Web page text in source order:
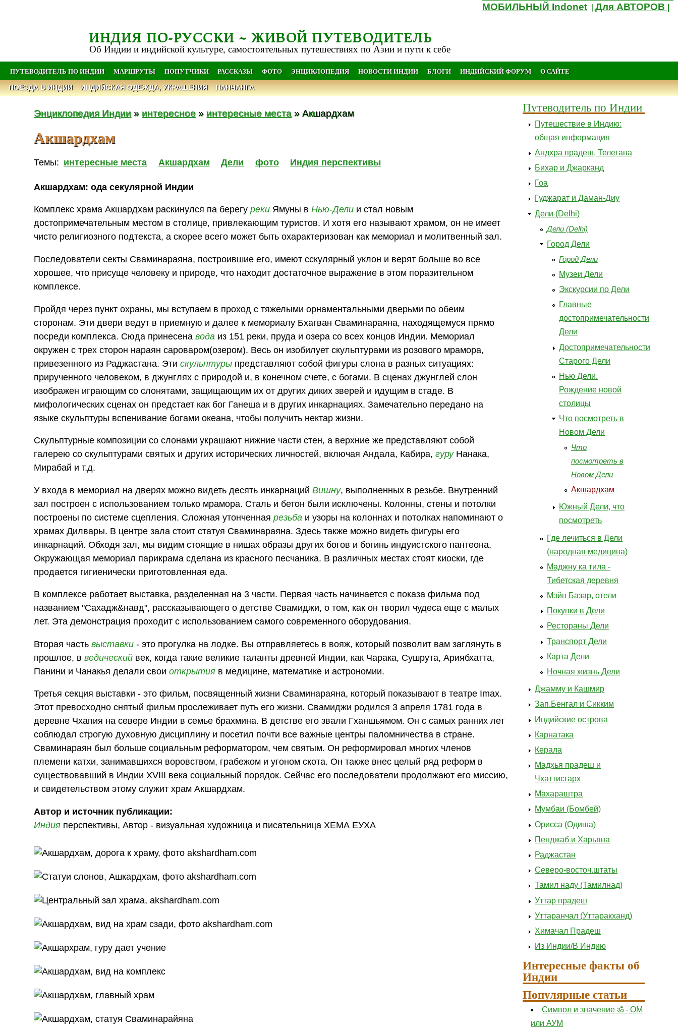
МОБИЛЬНЫЙ Indonet |Для АВТОРОВ
ИНДИЯ ПО-РУССКИ ~ ЖИВОЙ ПУТЕВОДИТЕЛЬ
Об Индии и индийской культуре, самостоятельных путешествиях по Азии и пути к себе
ПУТЕВОДИТЕЛЬ ПО ИНДИИ МАРШРУТЫ ПОПУТЧИКИ РАССКАЗЫ ФОТО ЭНЦИКЛОПЕДИЯ НОВОСТИ ИНДИИ БЛОГИ ИНДИЙСКИЙ ФОРУМ О САЙТЕ
ПОЕЗДА В ИНДИИ ИНДИЙСКАЯ ОДЕЖДА, УКРАШЕНИЯ ПАНЧАНГА
Энциклопедия Индии » интересное » интересные места » Акшардхам
Акшардхам
Темы: интересные места Акшардхам Дели фото Индия перспективы
Акшардхам: ода секулярной Индии
Комплекс храма Акшардхам раскинулся па берегуреки Ямуны вНью-Дели и стал новым
достопримечательным местом в столице, привлекающим туристов. И хотя его называют храмом, он не имеет
чисто религиозного подтекста, а скорее всего может быть охарактеризован как мемориал и молитвенный зал.
Последователи секты Сваминараяна, построившие его, имеют сскулярный уклон и верят больше во все
хорошее, что присуще человеку и природе, что находит достаточное выражение в этом поразительном
комплексе.
Пройдя через пункт охраны, мы вступаем в проход с тяжелыми орнаментальными дверьми по обеим
сторонам. Эти двери ведут в приемную и далее к мемориалу Бхагван Сваминараяна, находящемуся прямо
посреди комплекса. Сюда принесенавода из 151 реки, пруда и озера со всех концов Индии. Мемориал
окружен с трех сторон нараян сароваром(озером). Весь он изобилует скульптурами из розового мрамора,
привезенного из Раджастана. Этискульптуры представляют собой фигуры слона в разных ситуациях:
прирученного человеком, в джунглях с природой и, в конечном счете, с богами. В сценах джунглей слон
изображен играющим со слонятами, защищающим их от других диких зверей и идущим в стаде. В
мифологических сценах он предстает как бог Ганеша и в других инкарнациях. Замечательно передано на
языке скульптуры вспенивание богами океана, чтобы получить нектар жизни.
Скульптурные композиции со слонами украшают нижние части стен, а верхние же представляют собой
галерею со скульптурами святых и других исторических личностей, включая Андала, Кабира,гуруНанака,
Мирабай и т.д.
У входа в мемориал на дверях можно видеть десять инкарнацийВишну, выполненных в резьбе. Внутренний
зал построен с использованием только мрамора. Сталь и бетон были исключены. Колонны, стены и потолки
построены по системе сцепления. Сложная утонченнаярезьба и узоры на колоннах и потолках напоминают о
храмах Дилвары. В центре зала стоит статуя Сваминараяна. Здесь также можно видеть фигуры его
инкарнаций. Обходя зал, мы видим стоящие в нишах образы других богов и богинь индуистского пантеона.
Окружающая мемориал парикрама сделана из красного песчаника. В различных местах стоят киоски, где
продается гигиенически приготовленная еда.
В комплексе работает выставка, разделенная на 3 части. Первая часть начинается с показа фильма под
названием "Сахадж&навд", рассказывающего о детстве Свамиджи, о том, как он творил чудеса еще с малых
лет. Эта демонстрация проходит с использованием самого современного оборудования.
Вторая частьвыставки - это прогулка на лодке. Вы отправляетесь в вояж, который позволит вам заглянуть в
прошлое, введический век, когда такие великие таланты древней Индии, как Чарака, Сушрута, Ариябхатта,
Панини и Чанакья делали своиоткрытия в медицине, математике и астрономии.
Третья секция выставки - это фильм, посвященный жизни Сваминараяна, который показывают в театре Imax.
Этот превосходно снятый фильм прослеживает путь его жизни. Свамиджи родился 3 апреля 1781 года в
деревне Чхапия на севере Индии в семье брахмина. В детстве его звали Гханшьямом. Он с самых ранних лет
соблюдал строгую духовную дисциплину и посетил почти все важные центры паломничества в стране.
Сваминараян был больше социальным реформатором, чем святым. Он реформировал многих членов
племени катхи, занимавшихся воровством, грабежом и угоном скота. Он также внес целый ряд реформ в
существовавший в Индии XVIII века социальный порядок. Сейчас его последователи продолжают его миссию,
и свидетельством этому служит храм Акшардхам.
Автор и источник публикации:
Индия перспективы, Автор - визуальная художница и писательница ХЕМА ЕУХА
Путеводитель по Индии
Путешествие в Индию:
общая информация
Андхра прадеш, Телегана
Бихар и Джарканд
Гоа
Гуджарат и Даман-Диу
Дели (Delhi)
Дели (Delhi)
Город Дели
Город Дели
Музеи Дели
Экскурсии по Дели
Главные
достопримечательности
Дели
Достопримечательности
Старого Дели
Нью Дели.
Рождение новой
столицы
Что посмотреть в
Новом Дели
Что
посмотреть в
Новом Дели
Акшардхам
Южный Дели, что
посмотреть
Где лечиться в Дели
(народная медицина)
Маджну ка тила -
Тибетская деревня
Мэйн Базар, отели
Покупки в Дели
Рестораны Дели
Транспорт Дели
Карта Дели
Ночная жизнь Дели
Джамму и Кашмир
Зап.Бенгал и Сикким
Индийские острова
Карнатака
Керала
Мадхья прадеш и
Чхаттисгарх
Махараштра
Мумбаи (Бомбей)
Орисса (Одиша)
Пенджаб и Харьяна
Раджастан
Северо-восточ.штаты
Тамил наду (Тамилнад)
Уттар прадеш
Уттаранчал (Уттаракханд)
Химачал Прадеш
Из Индии/В Индию
Интересные факты об
Индии
Популярные статьи
Символ и значение ॐ - ОМ
или АУМ